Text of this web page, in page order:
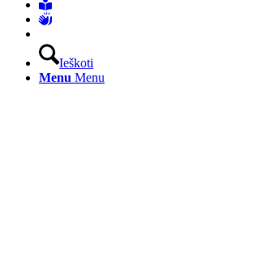
Ieškoti
Menu Menu